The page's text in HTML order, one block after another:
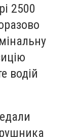
2500
водій